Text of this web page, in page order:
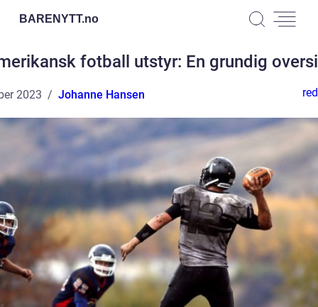
BARENYTT.no
fotball utstyr: En grundig
2023 Johanne Hansen